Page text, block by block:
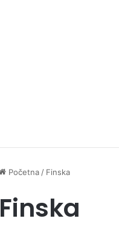
Početna / Finska
Finska